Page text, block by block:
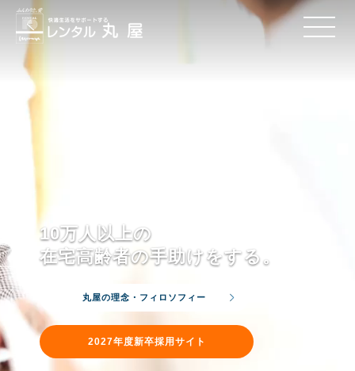
10万人以上の
在宅高齢者の手助けをする。
丸屋の理念・フィロソフィー
2027年度新卒採用サイト